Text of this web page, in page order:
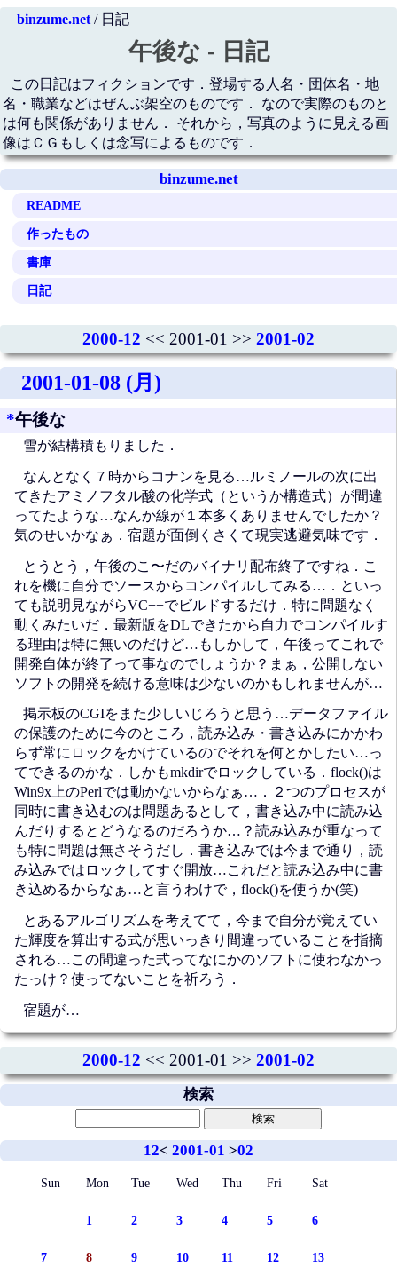
binzume.net/ 日記
午後な - 日記
この日記はフィクションです．登場する人名・団体名・地
名・職業などはぜんぶ架空のものです． なので実際のものと
は何も関係がありません． それから，写真のように見える画
像はＣＧもしくは念写によるものです．
binzume.net
README
作ったもの
書庫
日記
2000-12 << 2001-01 >> 2001-02
2001-01-08 (月)
*午後な
雪が結構積もりました．
なんとなく７時からコナンを見る…ルミノールの次に出
てきたアミノフタル酸の化学式（というか構造式）が間違
ってたような…なんか線が１本多くありませんでしたか？
気のせいかなぁ．宿題が面倒くさくて現実逃避気味です．
とうとう，午後のこ〜だのバイナリ配布終了ですね．こ
れを機に自分でソースからコンパイルしてみる…．といっ
ても説明見ながらVC++でビルドするだけ．特に問題なく
動くみたいだ．最新版をDLできたから自力でコンパイルす
る理由は特に無いのだけど…もしかして，午後ってこれで
開発自体が終了って事なのでしょうか？まぁ，公開しない
ソフトの開発を続ける意味は少ないのかもしれませんが…
掲示板のCGIをまた少しいじろうと思う…データファイル
の保護のために今のところ，読み込み・書き込みにかかわ
らず常にロックをかけているのでそれを何とかしたい…っ
てできるのかな．しかもmkdirでロックしている．flock()は
Win9x上のPerlでは動かないからなぁ…．２つのプロセスが
同時に書き込むのは問題あるとして，書き込み中に読み込
んだりするとどうなるのだろうか…？読み込みが重なって
も特に問題は無さそうだし．書き込みでは今まで通り，読
み込みではロックしてすぐ開放…これだと読み込み中に書
き込めるからなぁ…と言うわけで，flock()を使うか(笑)
とあるアルゴリズムを考えてて，今まで自分が覚えてい
た輝度を算出する式が思いっきり間違っていることを指摘
される…この間違った式ってなにかのソフトに使わなかっ
たっけ？使ってないことを祈ろう．
宿題が…
2000-12 << 2001-01 >> 2001-02
検索
12< 2001-01 >02
Sun Mon Tue Wed Thu Fri Sat
1 2 3 4 5 6
7 8 9 10 11 12 13